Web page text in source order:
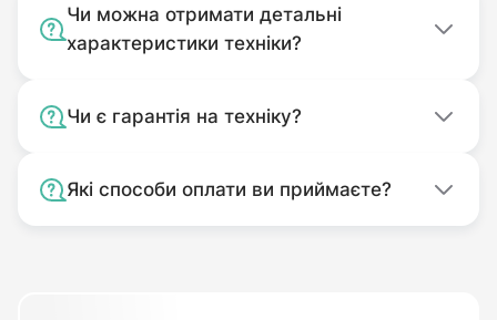
Чи можна отримати детальні
характеристики техніки?
Чи є гарантія на техніку?
Які способи оплати ви приймаєте?